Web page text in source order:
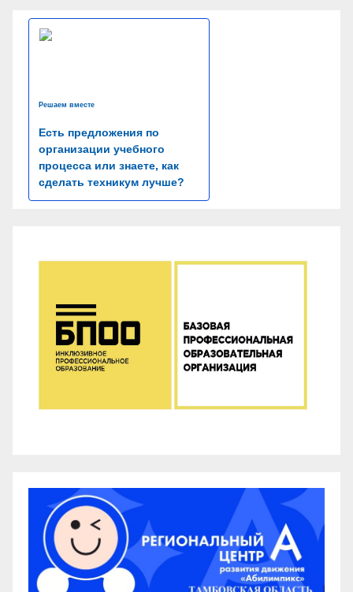
Решаем вместе
Есть предложения по
организации учебного
процесса или знаете, как
сделать техникум лучше?